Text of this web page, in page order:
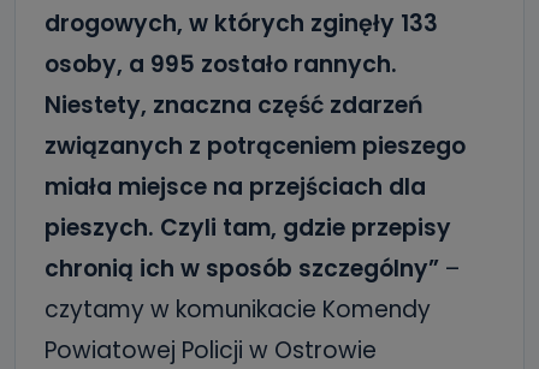
drogowych, w których zginęły 133
osoby, a 995 zostało rannych.
Niestety, znaczna część zdarzeń
związanych z potrąceniem pieszego
miała miejsce na przejściach dla
pieszych. Czyli tam, gdzie przepisy
chronią ich w sposób szczególny” –
czytamy w komunikacie Komendy
Powiatowej Policji w Ostrowie